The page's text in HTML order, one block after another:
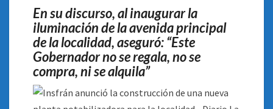
En su discurso, al inaugurar la
iluminación de la avenida principal
de la localidad, aseguró: “Este
Gobernador no se regala, no se
compra, ni se alquila”